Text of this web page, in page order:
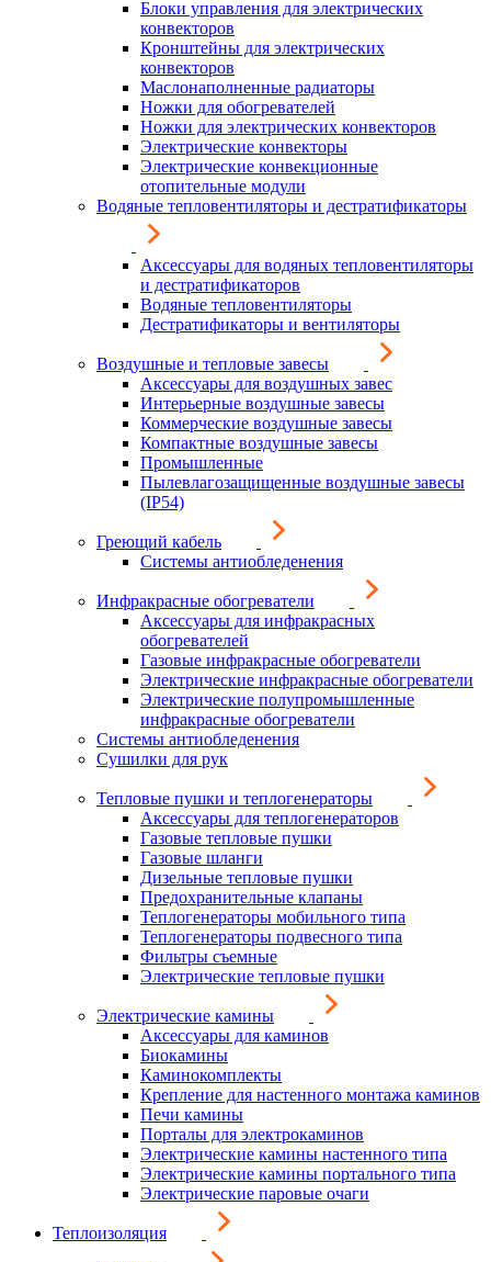
Блоки управления для электрических
конвекторов
Кронштейны для электрических
конвекторов
Маслонаполненные радиаторы
Ножки для обогревателей
Ножки для электрических конвекторов
Электрические конвекторы
Электрические конвекционные
отопительные модули
Водяные тепловентиляторы и дестратификаторы
Аксессуары для водяных тепловентиляторы
и дестратификаторов
Водяные тепловентиляторы
Дестратификаторы и вентиляторы
Воздушные и тепловые завесы
Аксессуары для воздушных завес
Интерьерные воздушные завесы
Коммерческие воздушные завесы
Компактные воздушные завесы
Промышленные
Пылевлагозащищенные воздушные завесы
(IP54)
Греющий кабель
Системы антиобледенения
Инфракрасные обогреватели
Аксессуары для инфракрасных
обогревателей
Газовые инфракрасные обогреватели
Электрические инфракрасные обогреватели
Электрические полупромышленные
инфракрасные обогреватели
Системы антиобледенения
Сушилки для рук
Тепловые пушки и теплогенераторы
Аксессуары для теплогенераторов
Газовые тепловые пушки
Газовые шланги
Дизельные тепловые пушки
Предохранительные клапаны
Теплогенераторы мобильного типа
Теплогенераторы подвесного типа
Фильтры съемные
Электрические тепловые пушки
Электрические камины
Аксессуары для каминов
Биокамины
Каминокомплекты
Крепление для настенного монтажа каминов
Печи камины
Порталы для электрокаминов
Электрические камины настенного типа
Электрические камины портального типа
Электрические паровые очаги
Теплоизоляция